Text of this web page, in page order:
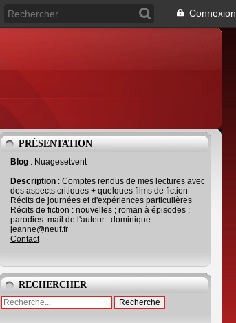
Connexion
PRÉSENTATION
Blog : Nuagesetvent
Description : Comptes rendus de mes lectures avec
des aspects critiques + quelques films de fiction
Récits de journées et d'expériences particulières
Récits de fiction : nouvelles ; roman à épisodes ;
parodies. mail de l'auteur : dominique-
jeanne@neuf.fr
Contact
RECHERCHER